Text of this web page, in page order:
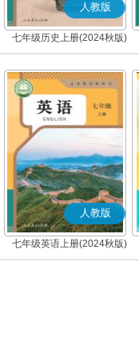
人教版
七年级历史上册(2024秋版)
(部编版)
人教版
七年级英语上册(2024秋版)